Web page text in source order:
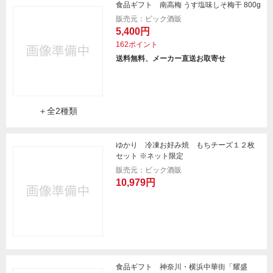
＋全2種類
食品ギフト 南高梅 うす塩味しそ梅干 800g
販売元：ビック酒販
5,400円
162ポイント
送料無料、メーカー直送お取寄せ
ゆかり 冷凍お好み焼 もちチーズ１２枚
セット ※ネット限定
販売元：ビック酒販
10,979円
食品ギフト 神奈川・横浜中華街「耀盛